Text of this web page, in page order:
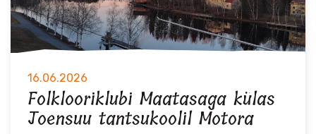
16.06.2026
Folklooriklubi Maatasaga külas
Joensuu tantsukoolil Motora